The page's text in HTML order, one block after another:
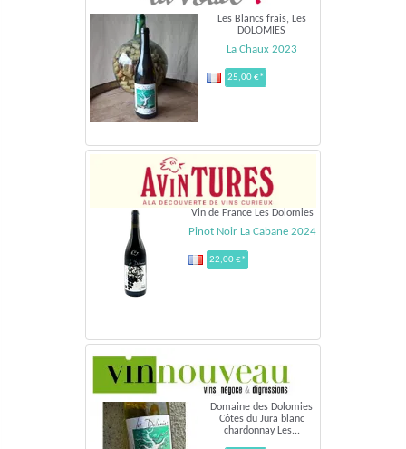
Les Blancs frais, Les
DOLOMIES
La Chaux 2023
25,00 €*
Vin de France Les Dolomies
Pinot Noir La Cabane 2024
22,00 €*
Domaine des Dolomies
Côtes du Jura blanc
chardonnay Les...